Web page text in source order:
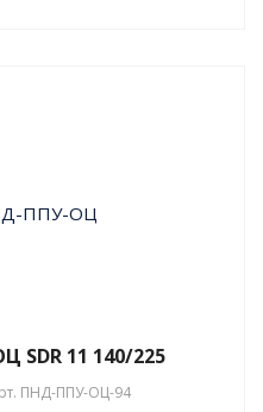
SDR 11 140/225
ПНД-ППУ-ОЦ-94